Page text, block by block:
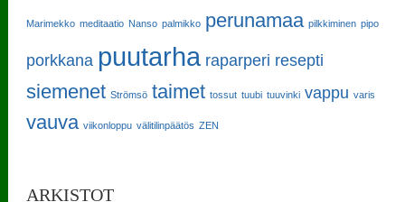
Marimekko meditaatio Nanso palmikko perunamaa pilkkiminen pipo
porkkana puutarha raparperi resepti
siemenet Strömsö taimet tossut tuubi tuuvinki vappu varis
vauva viikonloppu välitilinpäätös ZEN
ARKISTOT